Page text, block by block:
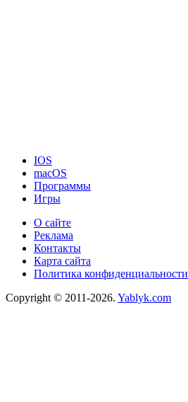
IOS
macOS
Программы
Игры
О сайте
Реклама
Контакты
Карта сайта
Политика конфиденциальности
Copyright © 2011-2026. Yablyk.сom